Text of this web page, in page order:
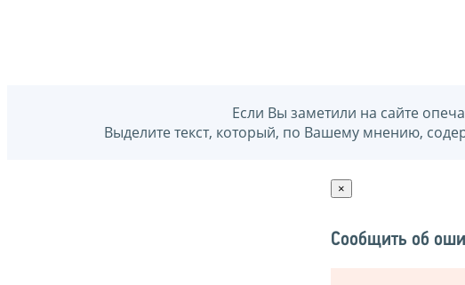
Если Вы заметили на сайте
Выделите текст, который, по Вашему мнению,
×
Сообщить об